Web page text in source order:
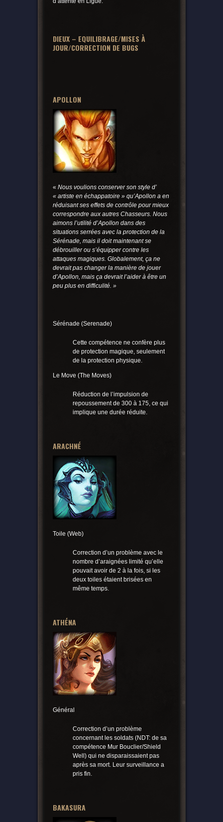
DIEUX – EQUILIBRAGE/MISES À
JOUR/CORRECTION DE BUGS
APOLLON
« Nous voulions conserver son style d’
« artiste en échappatoire » qu’Apollon a en
réduisant ses effets de contrôle pour mieux
correspondre aux autres Chasseurs. Nous
aimons l’utilité d’Apollon dans des
situations serrées avec la protection de la
Sérénade, mais il doit maintenant se
débrouiller ou s’équipper contre les
attaques magiques. Globalement, ça ne
devrait pas changer la manière de jouer
d’Apollon, mais ça devrait l’aider à être un
peu plus en difficulité. »
Sérénade (Serenade)
Cette compétence ne confère plus
de protection magique, seulement
de la protection physique.
Le Move (The Moves)
Réduction de l’impulsion de
repoussement de 300 à 175, ce qui
implique une durée réduite.
ARACHNÉ
Toile (Web)
Correction d’un problème avec le
nombre d’araignées limité qu’elle
pouvait avoir de 2 à la fois, si les
deux toiles étaient brisées en
même temps.
ATHÉNA
Général
Correction d’un problème
concernant les soldats (NDT: de sa
compétence Mur Bouclier/Shield
Well) qui ne disparaissaient pas
après sa mort. Leur surveillance a
pris fin.
BAKASURA